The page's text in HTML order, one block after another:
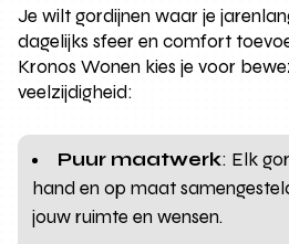
Je wilt gordijnen waar je
dagelijks sfeer en comfort
Kronos Wonen kies je voor
veelzijdigheid:
Puur maatwerk: Elk
hand en op maat
jouw ruimte en wensen.